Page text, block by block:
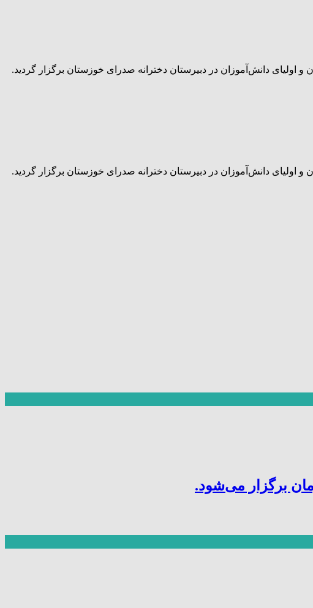
دانش‌آموزان در دبیرستان دخترانه صدرای خوزستان برگزار گردید.
دانش‌آموزان در دبیرستان دخترانه صدرای خوزستان برگزار گردید.
برگزار می‌شود.